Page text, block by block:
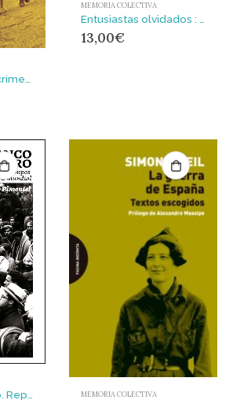
MEMORIA COLECTIVA
Entusiastas olvidados : Comprometidos con el verano libertario borrados de la memoria
13,00€
MEMORIA COLECTIVA